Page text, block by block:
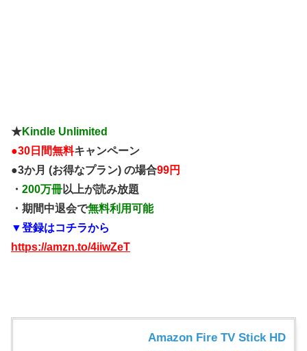
★Kindle Unlimited
●30日間無料キャンペーン
●3か月 (お得なプラン) の場合99円
・ 200万冊以上が読み放題
・期間中退会で無料利用可能
▼登録はコチラから
https://amzn.to/4iiwZeT
Amazon Fire TV Stick HD